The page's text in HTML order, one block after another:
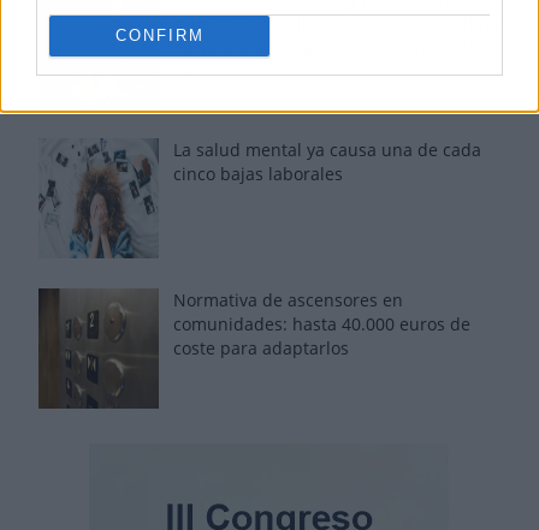
CONFIRM
ayudas: la rebelión antitaurina en Alfafar
enciende el debate sobre los 'bous al
carrer'
La salud mental ya causa una de cada
cinco bajas laborales
Normativa de ascensores en
comunidades: hasta 40.000 euros de
coste para adaptarlos